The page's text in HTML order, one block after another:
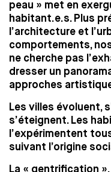
peau » met en
habitant.e.s. Plus
l’architecture et
comportements,
ne cherche pas
dresser un
approches
Les villes évoluent,
s’éteignent. Les
l’expérimentent
suivant l’origine
La « gentrification